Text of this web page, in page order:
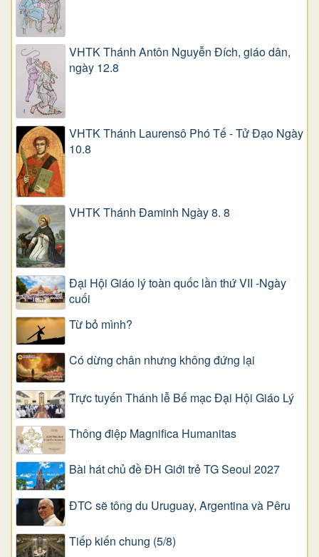
VHTK Thánh Antôn Nguyễn Ðích, giáo dân,
ngày 12.8
VHTK Thánh Laurensô Phó Tế - Tử Đạo Ngày
10.8
VHTK Thánh Đaminh Ngày 8. 8
Đại Hội Giáo lý toàn quốc lần thứ VII -Ngày
cuối
Từ bỏ mình?
Có dừng chân nhưng không đứng lại
Trực tuyến Thánh lễ Bế mạc Đại Hội Giáo Lý
Thông điệp Magnifica Humanitas
Bài hát chủ đề ĐH Giới trẻ TG Seoul 2027
ĐTC sẽ tông du Uruguay, Argentina và Pêru
Tiếp kiến chung (5/8)